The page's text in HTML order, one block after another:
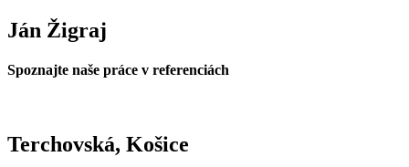
Ján Žigraj
Spoznajte naše práce v referenciách
Terchovská, Košice